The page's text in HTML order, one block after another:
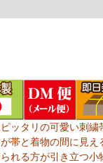
ッタリの可愛い刺
が帯と着物の間に見
れる方が引き立つ小